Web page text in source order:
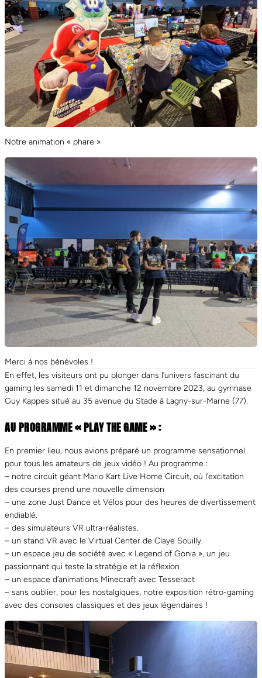
Notre animation « phare »
Merci à nos bénévoles !
En effet, les visiteurs ont pu plonger dans l’univers fascinant du
gaming les samedi 11 et dimanche 12 novembre 2023, au gymnase
Guy Kappes situé au 35 avenue du Stade à Lagny-sur-Marne (77).
AU PROGRAMME « PLAY THE GAME » :
En premier lieu, nous avions préparé un programme sensationnel
pour tous les amateurs de jeux vidéo ! Au programme :
– notre circuit géant Mario Kart Live Home Circuit, où l’excitation
des courses prend une nouvelle dimension
– une zone Just Dance et Vélos pour des heures de divertissement
endiablé.
– des simulateurs VR ultra-réalistes.
– un stand VR avec le Virtual Center de Claye Souilly.
– un espace jeu de société avec « Legend of Gonia », un jeu
passionnant qui teste la stratégie et la réflexion
– un espace d’animations Minecraft avec Tesseract
– sans oublier, pour les nostalgiques, notre exposition rétro-gaming
avec des consoles classiques et des jeux légendaires !